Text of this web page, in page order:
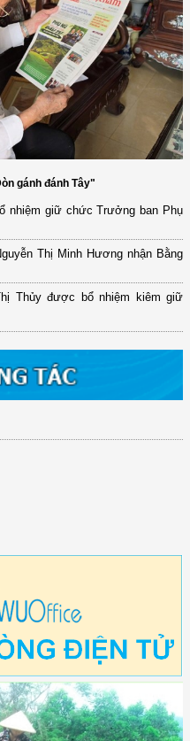
gánh đánh Tây"
nhiệm giữ chức Trưởng ban Phụ
Thị Minh Hương nhận Bằng
Thủy được bổ nhiệm kiêm giữ
định số 2415/QĐ-TTg ngày
Chương trình mục tiêu quốc gia
quyết số 72-NQ/TW ngày
duyệt Đề án Hỗ trợ Phụ nữ khởi